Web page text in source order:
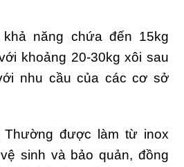
năng chứa đến 15kg
khoảng 20-30kg xôi sau
nhu cầu của các cơ sở
Thường được làm từ inox
sinh và bảo quản, đồng